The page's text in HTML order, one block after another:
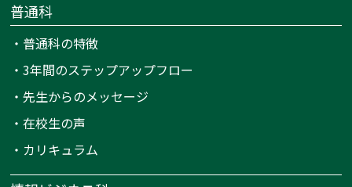
普通科
・ 普通科の特徴
・3年間のステップアップフロー
・先生からのメッセージ
・在校生の声
・ カリキュラム